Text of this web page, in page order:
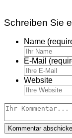
Schreiben Sie
Name
E-Mail
Website